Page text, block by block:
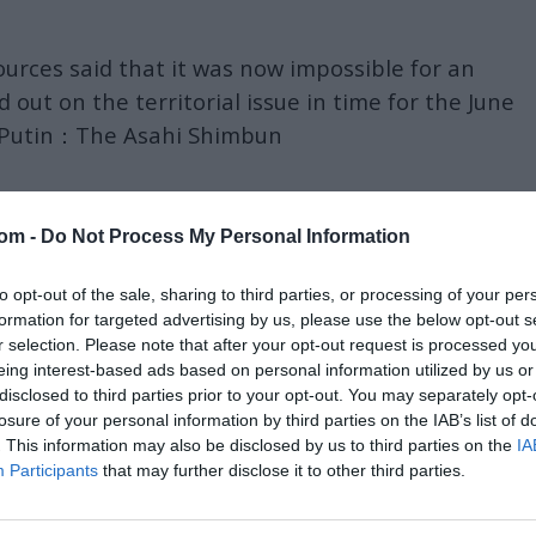
- Do Not Process My Personal Information
opt-out of the sale, sharing to third parties, or processing of your
for targeted advertising by us, please use the below opt-out
selection. Please note that after your opt-out request is processed
interest-based ads based on personal information utilized by us
to third parties prior to your opt-out. You may separately
of your personal information by third parties on the IAB’s list of
This information may also be disclosed by us to third parties on the
Participants that may further disclose it to other third parties.
said that it was now impossible for an
out on the territorial issue in time for the June
：The Asahi Shimbun
še naprej pogajali, kako bi dosegli mirovni
da bo za ta proces potrebno veliko več časa ...
does not accept the missile drills, fighter
of the military presence in the
said.https://t.co/i0fDppqoLz
2019
potrditi skupno deklaracijo
, v kateri Moskva izraža svojo pripravljenost, da